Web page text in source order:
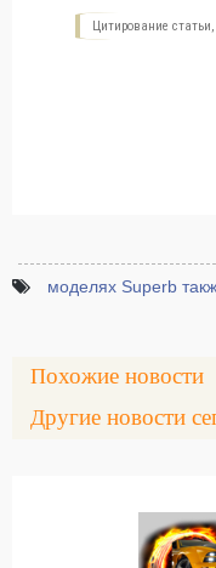
Цитирование
моделях Superb
Похожие новости
Другие новости